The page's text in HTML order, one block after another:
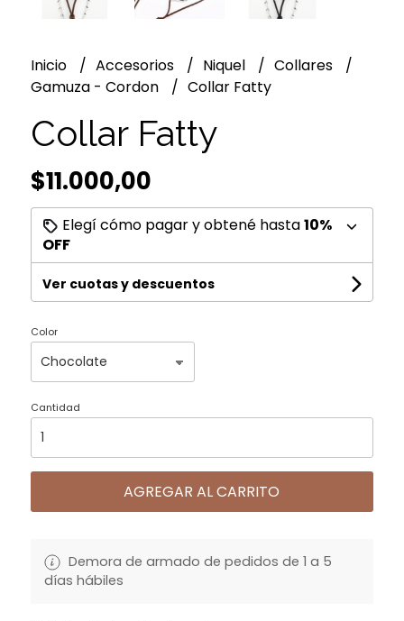
Inicio Accesorios Niquel
Collares
Gamuza - Cordon
Collar Fatty
Collar Fatty
$11.000,00
Elegí cómo pagar y obtené hasta10%
OFF
Ver cuotas y descuentos
Color
Cantidad
AGREGAR AL CARRITO
Demora de armado de pedidos de 1 a 5
días hábiles